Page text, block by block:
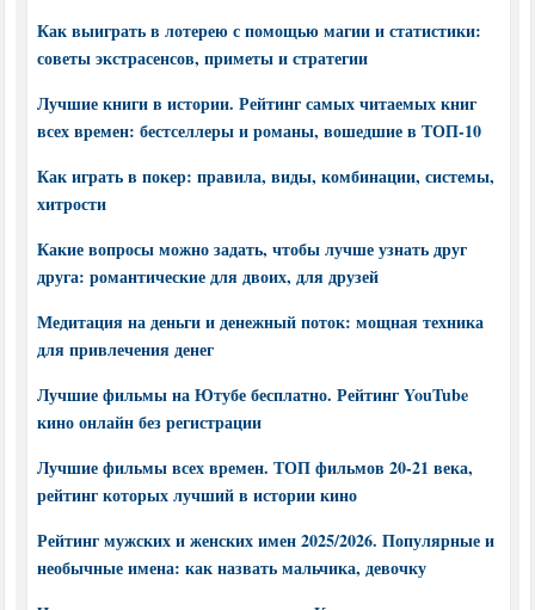
Как выиграть в лотерею с помощью магии и статистики:
советы экстрасенсов, приметы и стратегии
Лучшие книги в истории. Рейтинг самых читаемых книг
всех времен: бестселлеры и романы, вошедшие в ТОП-10
Как играть в покер: правила, виды, комбинации, системы,
хитрости
Какие вопросы можно задать, чтобы лучше узнать друг
друга: романтические для двоих, для друзей
Медитация на деньги и денежный поток: мощная техника
для привлечения денег
Лучшие фильмы на Ютубе бесплатно. Рейтинг YouTube
кино онлайн без регистрации
Лучшие фильмы всех времен. ТОП фильмов 20-21 века,
рейтинг которых лучший в истории кино
Рейтинг мужских и женских имен 2025/2026. Популярные и
необычные имена: как назвать мальчика, девочку